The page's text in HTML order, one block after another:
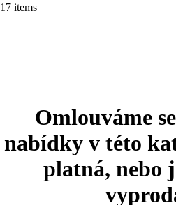
17 items
Omlouváme
nabídky v této
platná, nebo